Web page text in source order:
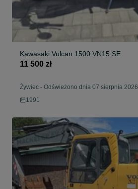
Kawasaki Vulcan 1500 VN15 SE
11 500 zł
Żywiec - Odświeżono dnia 07 sierpnia 2026
1991